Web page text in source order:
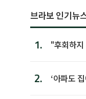
브라보 인기뉴
1.
"후회하
2.
‘아파도